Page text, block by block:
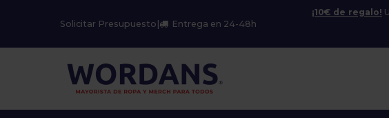
Solicitar Presupuesto Entrega en 24-48h
¡10€ de regalo!